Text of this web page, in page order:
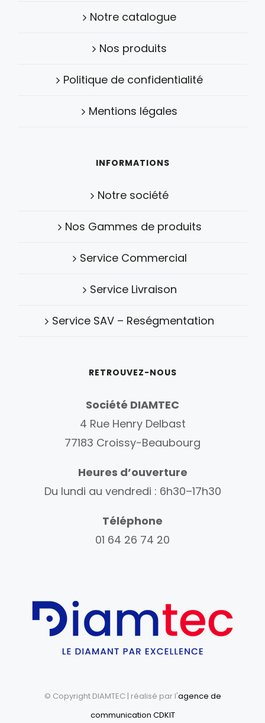
Notre catalogue
Nos produits
Politique de confidentialité
Mentions légales
INFORMATIONS
Notre société
Nos Gammes de produits
Service Commercial
Service Livraison
Service SAV – Reségmentation
RETROUVEZ-NOUS
Société DIAMTEC
4 Rue Henry Delbast
77183 Croissy-Beaubourg
Heures d’ouverture
Du lundi au vendredi : 6h30–17h30
Téléphone
01 64 26 74 20
© Copyright DIAMTEC | réalisé par l'agence de
communication CDKIT